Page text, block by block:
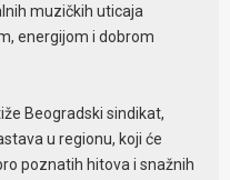
muzičkih uticaja
energijom i dobrom
Beogradski sindikat,
u regionu, koji će
poznatih hitova i snažnih